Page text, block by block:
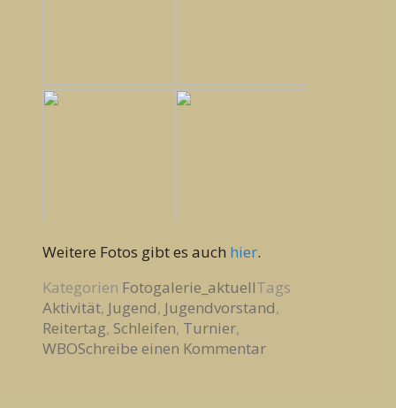
Weitere Fotos gibt es auch hier.
Kategorien Fotogalerie_aktuellTags
Aktivität, Jugend, Jugendvorstand,
Reitertag, Schleifen, Turnier,
WBOSchreibe einen Kommentar